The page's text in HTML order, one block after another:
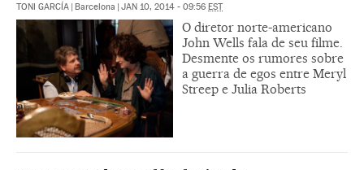
TONI GARCÍA | Barcelona | JAN 10, 2014 - 09:56 EST
O diretor norte-americano
John Wells fala de seu filme.
Desmente os rumores sobre
a guerra de egos entre Meryl
Streep e Julia Roberts